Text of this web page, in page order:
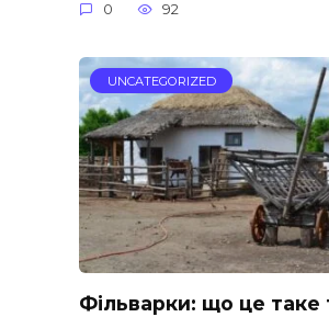
0 92
UNCATEGORIZED
Фільварки: що це таке